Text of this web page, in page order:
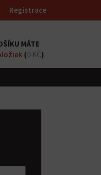
Registrace
MÁTE
(0 KČ)